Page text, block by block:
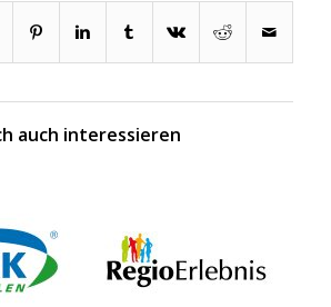
auch interessieren